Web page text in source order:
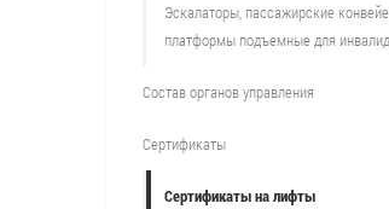
Эскалаторы, пассажирские
платформы подъемные для
Состав органов управления
Сертификаты
Сертификаты на лифты